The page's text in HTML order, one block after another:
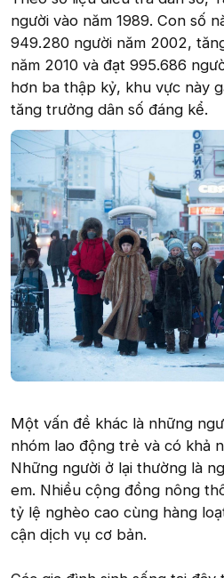
người vào năm 1989. Con số
949.280 người năm 2002,
năm 2010 và đạt 995.686
hơn ba thập kỷ, khu vực này
tăng trưởng dân số đáng kể.
Một vấn đề khác là những
nhóm lao động trẻ và có khả
Những người ở lại thường là
em. Nhiều cộng đồng nông
tỷ lệ nghèo cao cùng hàng
cận dịch vụ cơ bản.